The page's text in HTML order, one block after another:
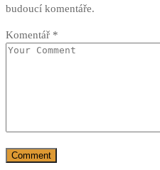
budoucí komentáře.
Komentář *